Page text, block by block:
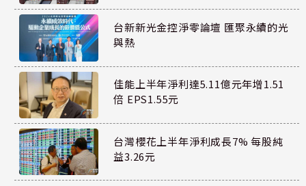
台新新光金控淨零論壇 匯聚永續的光
與熱
佳能上半年淨利達5.11億元年增1.51
倍 EPS1.55元
台灣櫻花上半年淨利成長7% 每股純
益3.26元